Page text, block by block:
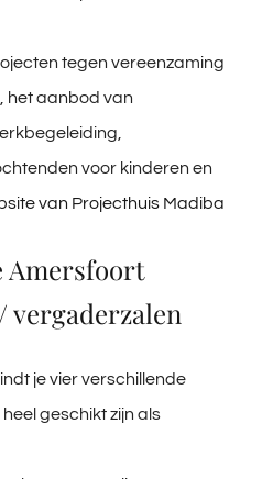
tegen vereenzaming
het aanbod van
voor kinderen en
van Projecthuis Madiba
Amersfoort
je vier verschillende
geschikt zijn als